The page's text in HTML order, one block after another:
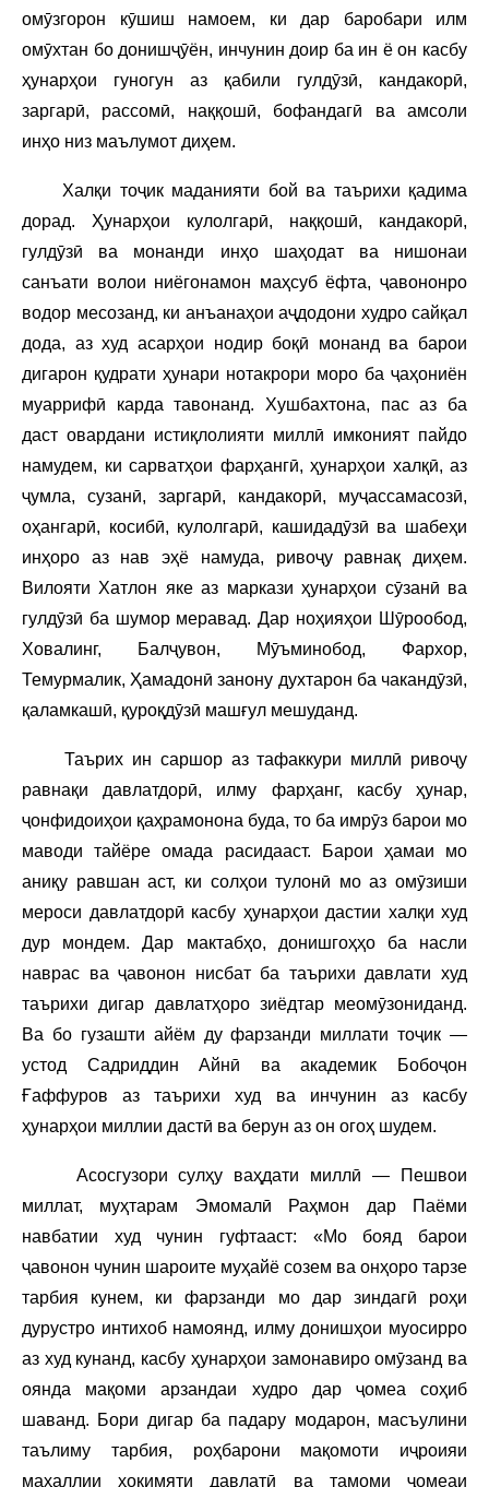
омӯзгорон кӯшиш намоем, ки дар баробари илм
омӯхтан бо донишҷӯён, инчунин доир ба ин ё он касбу
ҳунарҳои гуногун аз қабили гулдӯзӣ, кандакорӣ,
заргарӣ, рассомӣ, наққошӣ, бофандагӣ ва амсоли
инҳо низ маълумот диҳем.
Халқи тоҷик маданияти бой ва таърихи қадима
дорад. Ҳунарҳои кулолгарӣ, наққошӣ, кандакорӣ,
гулдӯзӣ ва монанди инҳо шаҳодат ва нишонаи
санъати волои ниёгонамон маҳсуб ёфта, ҷавононро
водор месозанд, ки анъанаҳои аҷдодони худро сайқал
дода, аз худ асарҳои нодир боқӣ монанд ва барои
дигарон қудрати ҳунари нотакрори моро ба ҷаҳониён
муаррифӣ карда тавонанд. Хушбахтона, пас аз ба
даст овардани истиқлолияти миллӣ имконият пайдо
намудем, ки сарватҳои фарҳангӣ, ҳунарҳои халқӣ, аз
ҷумла, сузанӣ, заргарӣ, кандакорӣ, муҷассамасозӣ,
оҳангарӣ, косибӣ, кулолгарӣ, кашидадӯзӣ ва шабеҳи
инҳоро аз нав эҳё намуда, ривоҷу равнақ диҳем.
Вилояти Хатлон яке аз маркази ҳунарҳои сӯзанӣ ва
гулдӯзӣ ба шумор меравад. Дар ноҳияҳои Шӯрообод,
Ховалинг, Балҷувон, Мӯъминобод, Фархор,
Темурмалик, Ҳамадонӣ занону духтарон ба чакандӯзӣ,
қаламкашӣ, қуроқдӯзӣ машғул мешуданд.
Таърих ин саршор аз тафаккури миллӣ ривоҷу
равнақи давлатдорӣ, илму фарҳанг, касбу ҳунар,
ҷонфидоиҳои қаҳрамонона буда, то ба имрӯз барои мо
маводи тайёре омада расидааст. Барои ҳамаи мо
аниқу равшан аст, ки солҳои тулонӣ мо аз омӯзиши
мероси давлатдорӣ касбу ҳунарҳои дастии халқи худ
дур мондем. Дар мактабҳо, донишгоҳҳо ба насли
наврас ва ҷавонон нисбат ба таърихи давлати худ
таърихи дигар давлатҳоро зиёдтар меомӯзониданд.
Ва бо гузашти айём ду фарзанди миллати тоҷик —
устод Садриддин Айнӣ ва академик Бобоҷон
Ғаффуров аз таърихи худ ва инчунин аз касбу
ҳунарҳои миллии дастӣ ва берун аз он огоҳ шудем.
Асосгузори сулҳу ваҳдати миллӣ — Пешвои
миллат, муҳтарам Эмомалӣ Раҳмон дар Паёми
навбатии худ чунин гуфтааст: «Мо бояд барои
ҷавонон чунин шароите муҳайё созем ва онҳоро тарзе
тарбия кунем, ки фарзанди мо дар зиндагӣ роҳи
дурустро интихоб намоянд, илму донишҳои муосирро
аз худ кунанд, касбу ҳунарҳои замонавиро омӯзанд ва
оянда мақоми арзандаи худро дар ҷомеа соҳиб
шаванд. Бори дигар ба падару модарон, масъулини
таълиму тарбия, роҳбарони мақомоти иҷроияи
маҳаллии ҳокимяти давлатӣ ва тамоми ҷомеаи